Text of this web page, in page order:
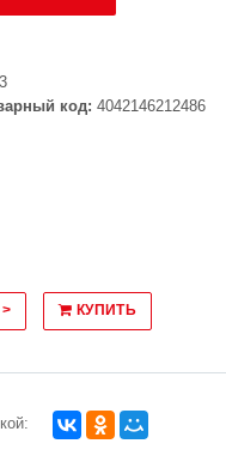
код: 4042146212486
> КУПИТЬ